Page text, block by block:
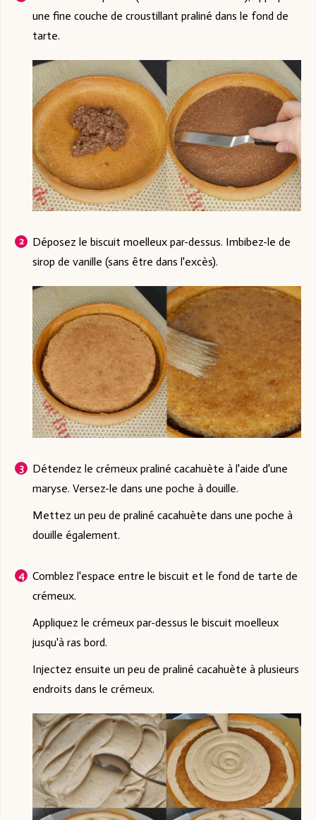
une fine couche de croustillant praliné dans le fond de
tarte.
Déposez le biscuit moelleux par-dessus. Imbibez-le de
sirop de vanille (sans être dans l'excès).
Détendez le crémeux praliné cacahuète à l'aide d'une
maryse. Versez-le dans une poche à douille.
Mettez un peu de praliné cacahuète dans une poche à
douille également.
Comblez l'espace entre le biscuit et le fond de tarte de
crémeux.
Appliquez le crémeux par-dessus le biscuit moelleux
jusqu'à ras bord.
Injectez ensuite un peu de praliné cacahuète à plusieurs
endroits dans le crémeux.